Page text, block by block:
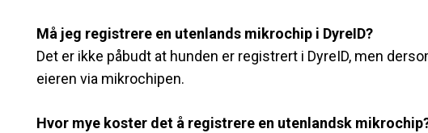
Må jeg registrere en utenlands mikrochip i DyreID?
Det er ikke påbudt at hunden er registrert i DyreID, men
eieren via mikrochipen.
Hvor mye koster det å registrere en utenlandsk